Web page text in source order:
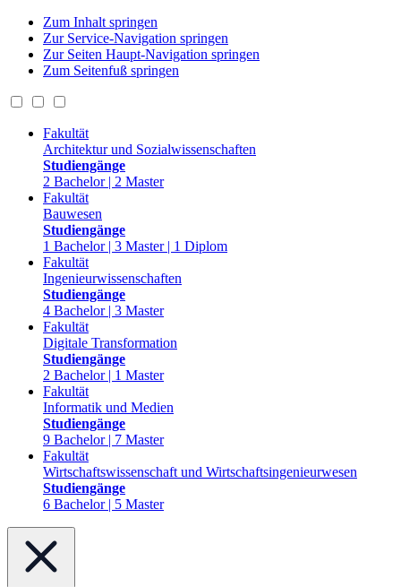
Zum Inhalt springen
Zur Service-Navigation springen
Zur Seiten Haupt-Navigation springen
Zum Seitenfuß springen
Fakultät
Architektur und Sozialwissenschaften
Studiengänge
2 Bachelor | 2 Master
Fakultät
Bauwesen
Studiengänge
1 Bachelor | 3 Master | 1 Diplom
Fakultät
Ingenieurwissenschaften
Studiengänge
4 Bachelor | 3 Master
Fakultät
Digitale Transformation
Studiengänge
2 Bachelor | 1 Master
Fakultät
Informatik und Medien
Studiengänge
9 Bachelor | 7 Master
Fakultät
Wirtschaftswissenschaft und Wirtschaftsingenieurwesen
Studiengänge
6 Bachelor | 5 Master